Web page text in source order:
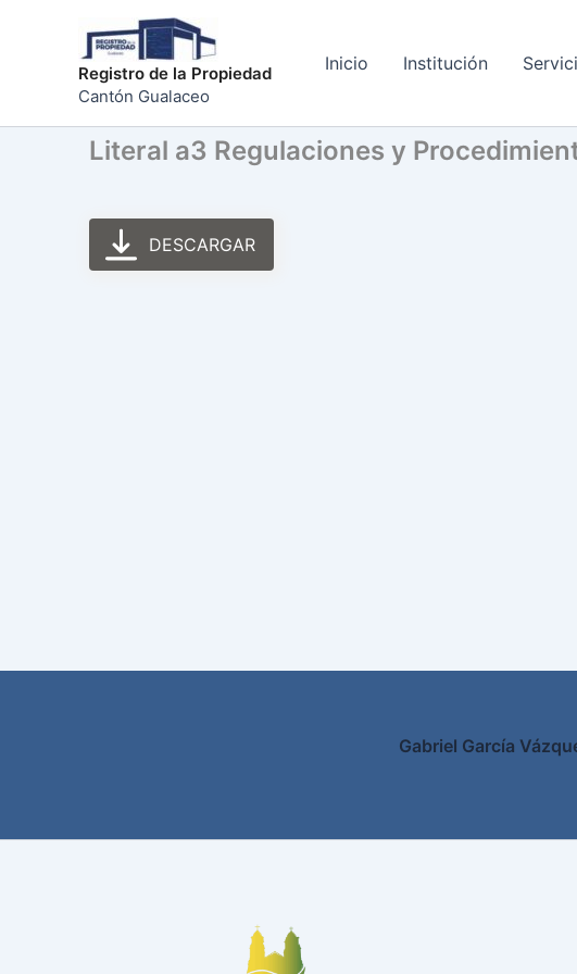
contenidoRegistro de la Propiedad
Cantón Gualaceo
Inicio Institución
Literal a3 Regulaciones y
DESCARGAR
Gabriel García